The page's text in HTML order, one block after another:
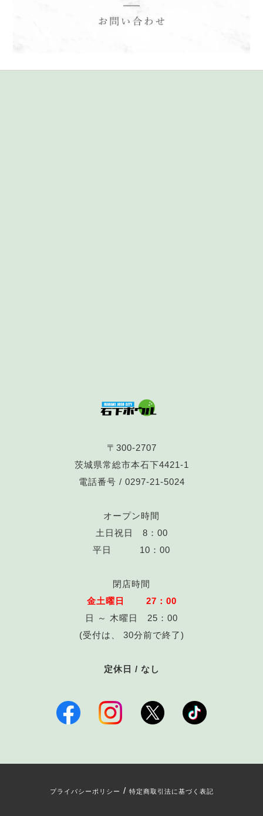
〒300-2707
茨城県常総市本石下4421-1
電話番号 / 0297-21-5024
オープン時間
土日祝日 8：00
平日 10：00
閉店時間
金土曜日 27：00
日 ～ 木曜日 25：00
(受付は、 30分前で終了)
定休日 / なし
プライバシーポリシー / 特定商取引法に基づく表記